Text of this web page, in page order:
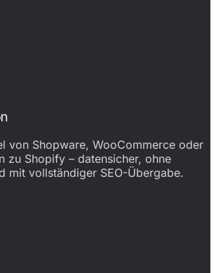
von Shopware, WooCommerce oder
zu Shopify – datensicher, ohne
mit vollständiger SEO-Übergabe.